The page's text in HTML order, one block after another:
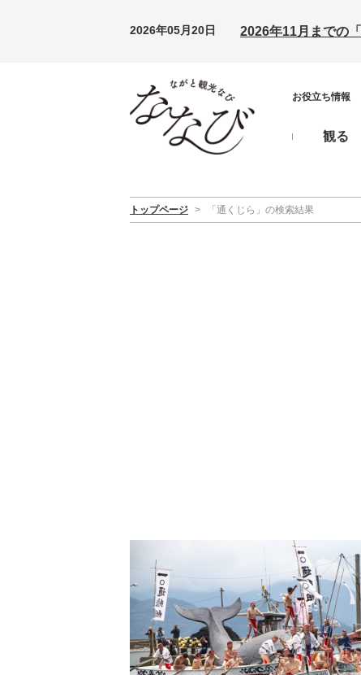
2026年05月20日 2026年11月までの
お役立ち情報
観る
トップページ > 「通くじら」の検索結果